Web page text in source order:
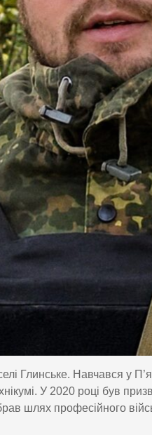
Глинське. Навчався у
У 2020 році був
шлях професійного